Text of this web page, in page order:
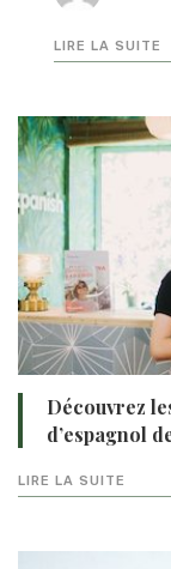
LIRE LA SUITE
Découvrez
d’espagnol
LIRE LA SUITE